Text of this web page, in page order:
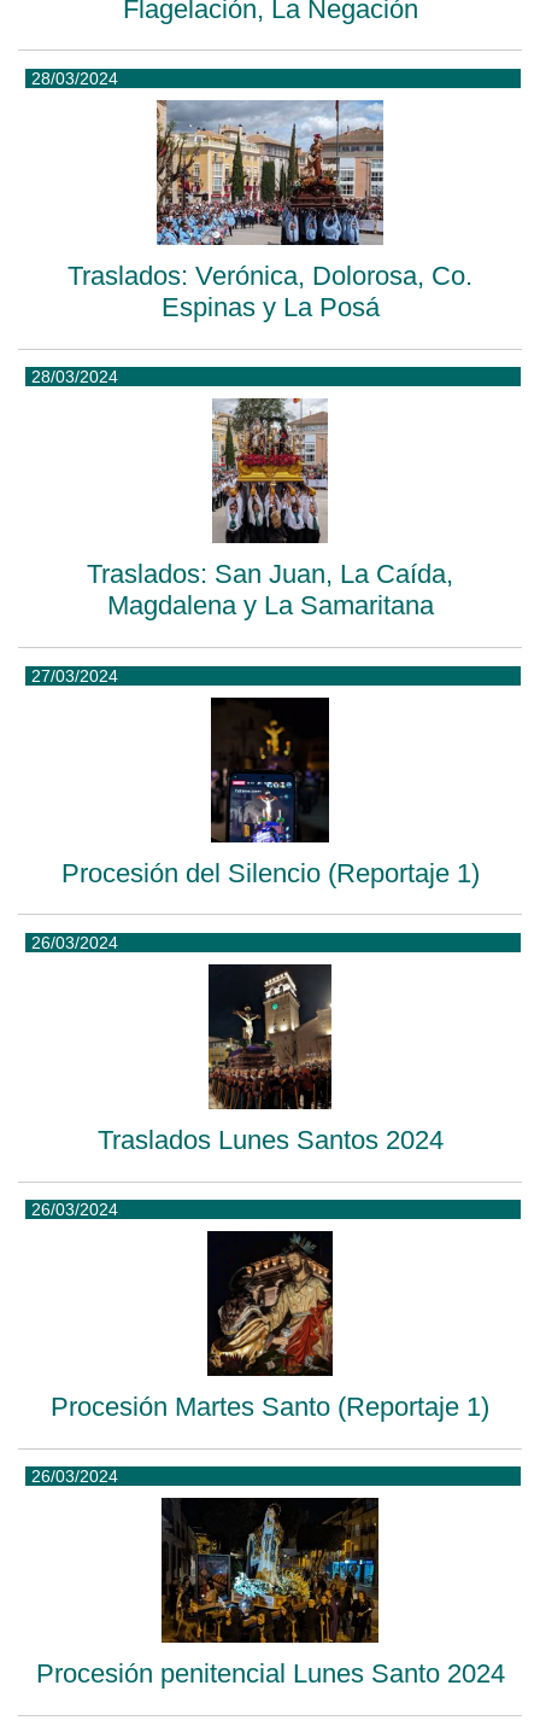
Flagelación, La Negación
28/03/2024
Traslados: Verónica, Dolorosa, Co.
Espinas y La Posá
28/03/2024
Traslados: San Juan, La Caída,
Magdalena y La Samaritana
27/03/2024
Procesión del Silencio (Reportaje 1)
26/03/2024
Traslados Lunes Santos 2024
26/03/2024
Procesión Martes Santo (Reportaje 1)
26/03/2024
Procesión penitencial Lunes Santo 2024